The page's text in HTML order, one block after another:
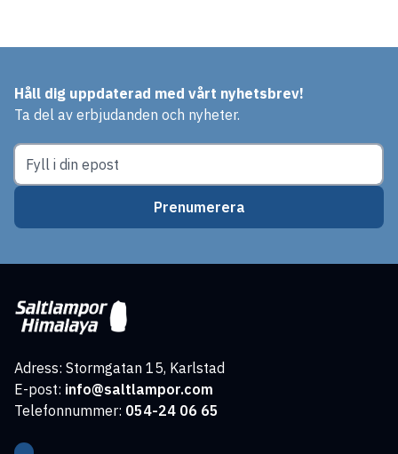
Håll dig uppdaterad med vårt nyhetsbrev!
Ta del av erbjudanden och nyheter.
Prenumerera
Adress: Stormgatan 15, Karlstad
E-post: info@saltlampor.com
Telefonnummer: 054-24 06 65